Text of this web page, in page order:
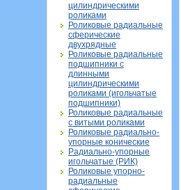
цилиндрическими
роликами
Роликовые радиальные
сферические
двухрядные
Роликовые радиальные
подшипники с
длинными
цилиндрическими
роликами (игольчатые
подшипники)
Роликовые радиальные
с витыми роликами
Роликовые радиально-
упорные конические
Радиально-упорные
игольчатые (РИК)
Роликовые упорно-
радиальные